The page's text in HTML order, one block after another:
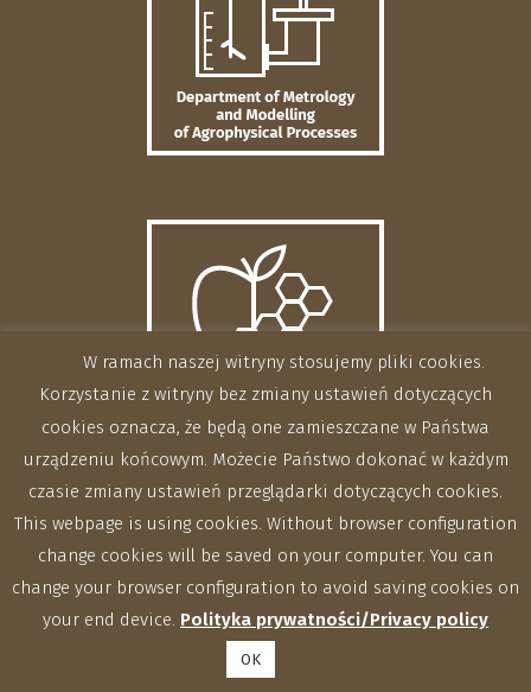
W ramach naszej witryny stosujemy pliki cookies.
Korzystanie z witryny bez zmiany ustawień dotyczących
cookies oznacza, że będą one zamieszczane w Państwa
urządzeniu końcowym. Możecie Państwo dokonać w każdym
czasie zmiany ustawień przeglądarki dotyczących cookies.
This webpage is using cookies. Without browser configuration
change cookies will be saved on your computer. You can
change your browser configuration to avoid saving cookies on
your end device. Polityka prywatności/Privacy policy
OK